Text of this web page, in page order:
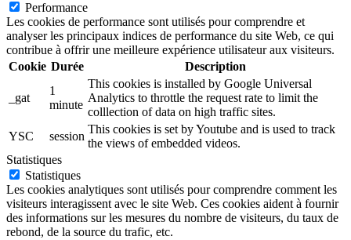
Performance
Les cookies de performance sont utilisés pour comprendre et
analyser les principaux indices de performance du site Web, ce qui
contribue à offrir une meilleure expérience utilisateur aux visiteurs.
Cookie Durée Description
_gat
1
minute
This cookies is installed by Google Universal
Analytics to throttle the request rate to limit the
colllection of data on high traffic sites.
YSC
session
This cookies is set by Youtube and is used to track
the views of embedded videos.
Statistiques
Statistiques
Les cookies analytiques sont utilisés pour comprendre comment les
visiteurs interagissent avec le site Web. Ces cookies aident à fournir
des informations sur les mesures du nombre de visiteurs, du taux de
rebond, de la source du trafic, etc.